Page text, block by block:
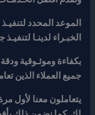
الموعد المحدد
الخبـراء لدينـا
بكفاءة وموثـوقية
جميع العملاء الذين
يتعاملون معنا لأول